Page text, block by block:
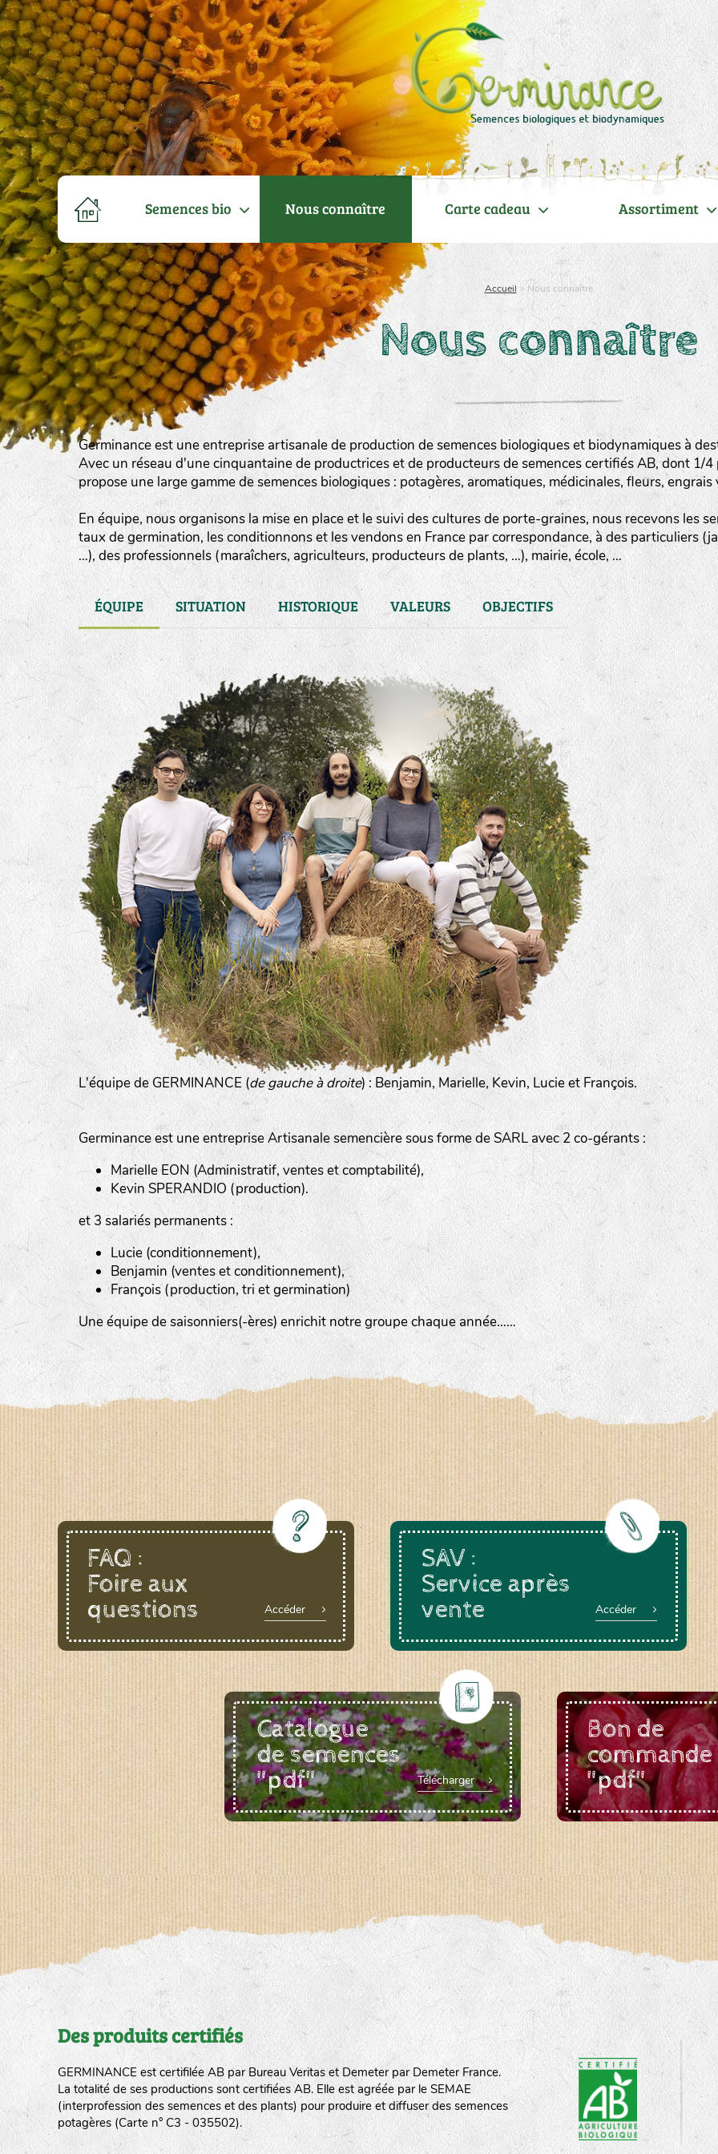
Semences bio Nous connaître Carte cadeau Assortiment
Accueil > Nous connaître
Nous connaître
Germinance est une entreprise artisanale de production de semences biologiques et biodynamiques à
Avec un réseau d'une cinquantaine de productrices et de producteurs de semences certifiés AB, dont 1/
propose une large gamme de semences biologiques : potagères, aromatiques, médicinales, fleurs,
En équipe, nous organisons la mise en place et le suivi des cultures de porte-graines, nous recevons les
taux de germination, les conditionnons et les vendons en France par correspondance, à des particuliers
…), des professionnels (maraîchers, agriculteurs, producteurs de plants, …), mairie, école, …
ÉQUIPE SITUATION HISTORIQUE VALEURS OBJECTIFS
L'équipe de GERMINANCE (de gauche à droite) : Benjamin, Marielle, Kevin, Lucie et François.
Germinance est une entreprise Artisanale semencière sous forme de SARL avec 2 co-gérants :
Marielle EON (Administratif, ventes et comptabilité),
Kevin SPERANDIO (production).
et 3 salariés permanents :
Lucie (conditionnement),
Benjamin (ventes et conditionnement),
François (production, tri et germination)
Une équipe de saisonniers(-ères) enrichit notre groupe chaque année……
Le YOGA ou le BAIN DE GONG, animée par Anne DEVOUGE
Un ATELIER PRATIQUE ET THEORIQUE autour du jardinage, biodynamie, la graine…
La RANDONNEE PEDESTRE pour profiter des chemins bucoliques des environs
Et d’autres activités diverses : cuisine, vannerie, inventaires sur notre domaine avec un expert
la LPO, géobiologie…
FAQ :
Foire aux
questions
Accéder
SAV :
Service après
vente
Accéder
Catalogue
de semences
"pdf"
Télécharger
Bon de
commande
"pdf"
Des produits certifiés
GERMINANCE est certifilée AB par Bureau Veritas et Demeter par Demeter France.
La totalité de ses productions sont certifiées AB. Elle est agréée par le SEMAE
(interprofession des semences et des plants) pour produire et diffuser des semences
potagères (Carte n° C3 - 035502).